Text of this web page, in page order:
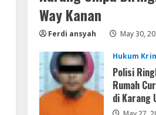
4
Serialers
Premium
Serialers
Ableton
Windows
Way Kanan
Ferdi ansyah May 30,
Hukum
Polisi
Rumah
di Karang